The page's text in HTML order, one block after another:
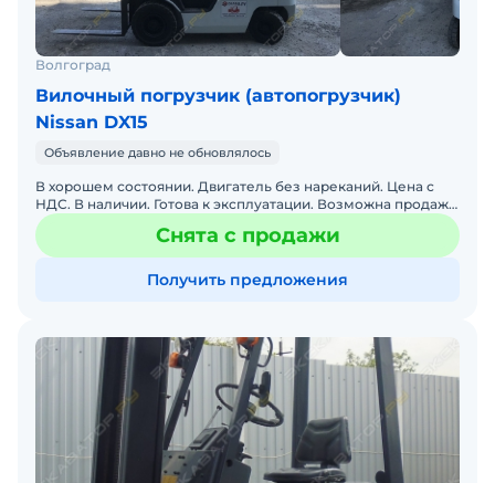
Волгоград
Вилочный погрузчик (автопогрузчик)
Nissan DX15
Объявление давно не обновлялось
В хорошем состоянии. Двигатель без нареканий. Цена с
НДС. В наличии. Готова к эксплуатации. Возможна продажа
в лизинг.
Снята с продажи
Получить предложения